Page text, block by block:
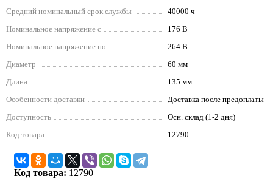
Средний номинальный срок службы
40000 ч
Номинальное напряжение с
176 В
Номинальное напряжение по
264 В
Диаметр
60 мм
Длина
135 мм
Особенности доставки
Доставка после предоплаты
Доступность
Осн. склад (1-2 дня)
Код товара
12790
Код товара: 12790